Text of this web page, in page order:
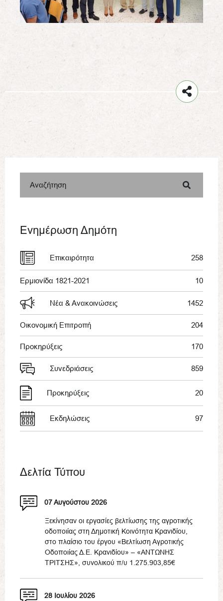
Αναζήτηση
Ενημέρωση Δημότη
Επικαιρότητα 258
Ερμιονίδα 1821-2021 10
Νέα & Ανακοινώσεις 1452
Οικονομική Επιτροπή 204
Προκηρύξεις 170
Συνεδριάσεις 859
Προκηρύξεις 20
Εκδηλώσεις 97
Δελτία Τύπου
07 Αυγούστου 2026
Ξεκίνησαν οι εργασίες βελτίωσης της αγροτικής
οδοποιίας στη Δημοτική Κοινότητα Κρανιδίου,
στο πλαίσιο του έργου «Βελτίωση Αγροτικής
Οδοποιίας Δ.Ε. Κρανιδίου» – «ΑΝΤΩΝΗΣ
ΤΡΙΤΣΗΣ», συνολικού π/υ 1.275.903,85€
28 Ιουλίου 2026